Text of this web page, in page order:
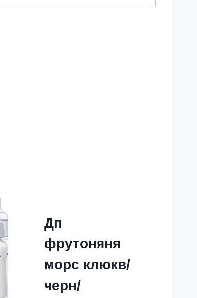
Дп
фрутоняня
морс клюкв/
черн/